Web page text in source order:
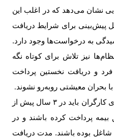
نشان می‌دهد که در اغلب این
پیش‌بینی برای شرایط دریافت
به درخواست‌ها وجود دارد.
نیز تلاش برای کوتاه نگه
و دریافت نخستین پرداخت
با بحران معیشتی روبه‌رو نشوند.
در ترکیه، برای دریافت بیمه بیکاری کارگران باید در ۳ سال پیش از
پرداخت کرده باشند و در
شاغل بوده باشند. مدت دریافت